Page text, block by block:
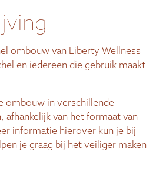
ombouw van Liberty Wellness
en iedereen die gebruik maakt
ombouw in verschillende
afhankelijk van het formaat van
informatie hierover kun je bij
je graag bij het veiliger maken